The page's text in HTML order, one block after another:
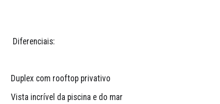
Diferenciais:
Duplex com rooftop privativo
Vista incrível da piscina e do mar